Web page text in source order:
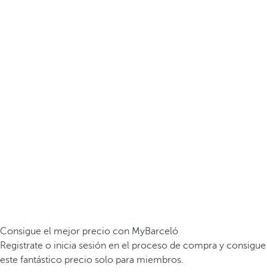
Consigue el mejor precio con MyBarceló
Registrate o inicia sesión en el proceso de compra y consigue
este fantástico precio solo para miembros.